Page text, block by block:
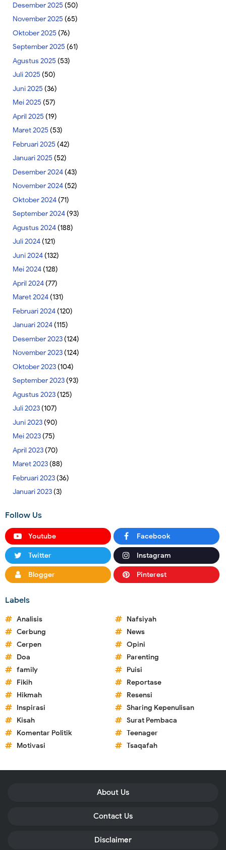
Desember 2025 (50)
November 2025 (65)
Oktober 2025 (76)
September 2025 (61)
Agustus 2025 (53)
Juli 2025 (50)
Juni 2025 (36)
Mei 2025 (57)
April 2025 (19)
Maret 2025 (53)
Februari 2025 (42)
Januari 2025 (52)
Desember 2024(43)
November 2024(52)
Oktober 2024(71)
September 2024(93)
Agustus 2024(188)
Juli 2024(121)
Juni 2024(132)
Mei 2024(128)
April 2024(77)
Maret 2024(131)
Februari 2024(120)
Januari 2024(115)
Desember 2023(124)
November 2023(124)
Oktober 2023(104)
September 2023(93)
Agustus 2023(125)
Juli 2023(107)
Juni 2023(90)
Mei 2023(75)
April 2023(70)
Maret 2023(88)
Februari 2023(36)
Januari 2023(3)
Follow Us
Youtube Facebook
Twitter Instagram
Blogger Pinterest
Labels
Analisis
Cerbung
Cerpen
Doa
family
Fikih
Hikmah
Inspirasi
Kisah
Komentar Politik
Motivasi
Nafsiyah
News
Opini
Parenting
Puisi
Reportase
Resensi
Sharing Kepenulisan
Surat Pembaca
Teenager
Tsaqafah
About Us
Contact Us
Disclaimer